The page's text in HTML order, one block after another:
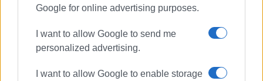
Google for online advertising purposes.
I want to allow Google to send me
personalized advertising.
I want to allow Google to enable storage
Εμφανίσεις: 105